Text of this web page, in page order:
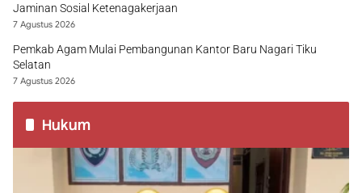
Jaminan Sosial Ketenagakerjaan
7 Agustus 2026
Pemkab Agam Mulai Pembangunan Kantor Baru Nagari Tiku
Selatan
7 Agustus 2026
Hukum